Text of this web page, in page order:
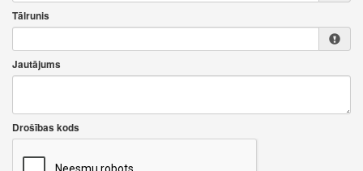
Tālrunis
Jautājums
Drošības kods